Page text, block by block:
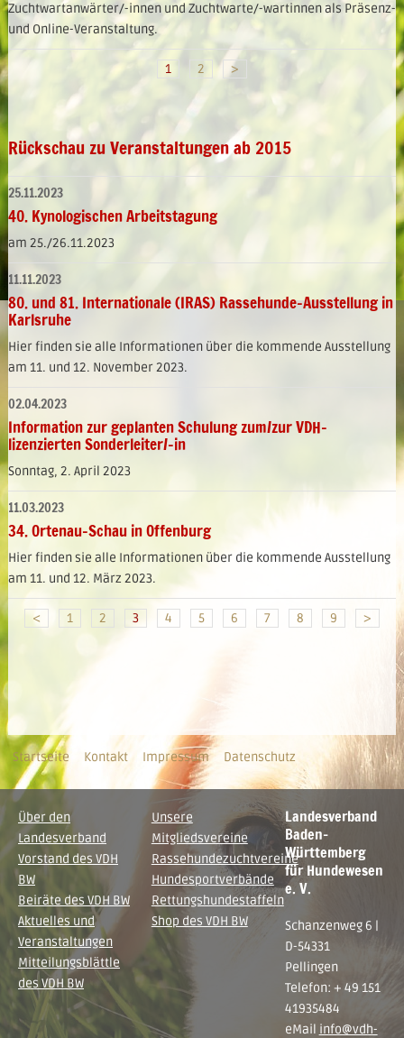
Zuchtwartanwärter/-innen und Zuchtwarte/-wartinnen als Präsenz-
und Online-Veranstaltung.
1 2 >
Rückschau zu Veranstaltungen ab 2015
25.11.2023
40. Kynologischen Arbeitstagung
am 25./26.11.2023
11.11.2023
80. und 81. Internationale (IRAS) Rassehunde-Ausstellung in
Karlsruhe
Hier finden sie alle Informationen über die kommende Ausstellung
am 11. und 12. November 2023.
02.04.2023
Information zur geplanten Schulung zum/zur VDH-
lizenzierten Sonderleiter/-in
Sonntag, 2. April 2023
11.03.2023
34. Ortenau-Schau in Offenburg
Hier finden sie alle Informationen über die kommende Ausstellung
am 11. und 12. März 2023.
< 1 2 3 4 5 6 7 8 9 >
Startseite Kontakt Impressum Datenschutz
Über den
Landesverband
Vorstand des VDH
BW
Beiräte des VDH BW
Aktuelles und
Veranstaltungen
Mitteilungsblättle
des VDH BW
Unsere
Mitgliedsvereine
Rassehundezuchtvereine
Hundesportverbände
Rettungshundestaffeln
Shop des VDH BW
Landesverband
Baden-
Württemberg
für Hundewesen
e. V.
Schanzenweg 6 |
D-54331
Pellingen
Telefon: + 49 151
41935484
eMail info@vdh-